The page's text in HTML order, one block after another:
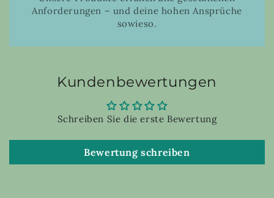
Anforderungen – und deine hohen Ansprüche
sowieso.
Kundenbewertungen
Schreiben Sie die erste Bewertung
Bewertung schreiben